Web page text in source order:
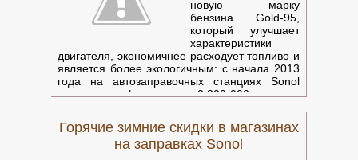
новую марку
бензина Gold-95,
который улучшает
характеристики
двигателя, экономичнее расходует топливо и
является более экологичным: с начала 2013
года на автозаправочных станциях Sonol
ежемесячно фиксируется 2 300 000 заправок
который уже заменил старый 95-ый бензин
на всех 230 автозаправках по всей стране и
Горячие зимние скидки в магазинах
на заправках Sonol